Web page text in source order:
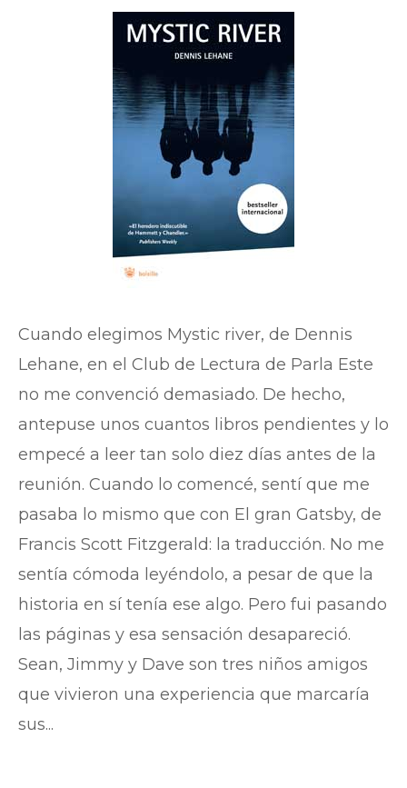
Cuando elegimos Mystic river, de Dennis
Lehane, en el Club de Lectura de Parla Este
no me convenció demasiado. De hecho,
antepuse unos cuantos libros pendientes y lo
empecé a leer tan solo diez días antes de la
reunión. Cuando lo comencé, sentí que me
pasaba lo mismo que con El gran Gatsby, de
Francis Scott Fitzgerald: la traducción. No me
sentía cómoda leyéndolo, a pesar de que la
historia en sí tenía ese algo. Pero fui pasando
las páginas y esa sensación desapareció.
Sean, Jimmy y Dave son tres niños amigos
que vivieron una experiencia que marcaría
sus...